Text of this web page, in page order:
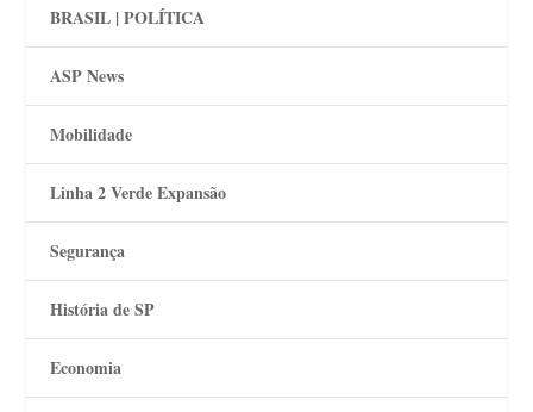
BRASIL | POLÍTICA
ASP News
Mobilidade
Linha 2 Verde Expansão
Segurança
História de SP
Economia